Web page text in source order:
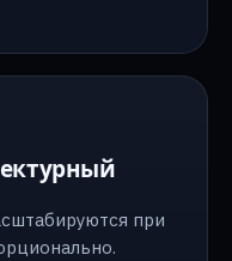
при